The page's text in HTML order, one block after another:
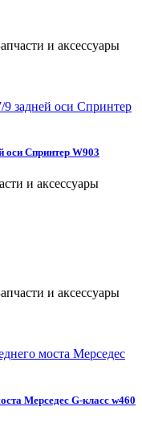
и аксессуары
оси Спринтер W903
и аксессуары
и аксессуары
Мерседес G-класс w460